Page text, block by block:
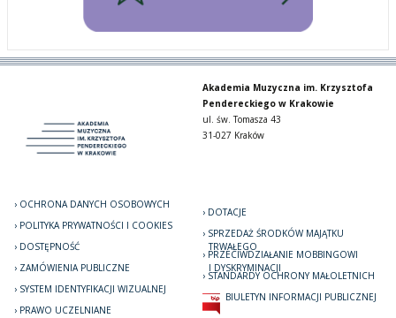
Akademia Muzyczna im. Krzysztofa
Pendereckiego w Krakowie
ul. św. Tomasza 43
31-027 Kraków
OCHRONA DANYCH OSOBOWYCH
POLITYKA PRYWATNOŚCI I COOKIES
DOSTĘPNOŚĆ
ZAMÓWIENIA PUBLICZNE
SYSTEM IDENTYFIKACJI WIZUALNEJ
PRAWO UCZELNIANE
DOTACJE
SPRZEDAŻ ŚRODKÓW MAJĄTKU
TRWAŁEGO
PRZECIWDZIAŁANIE MOBBINGOWI
I DYSKRYMINACJI
STANDARDY OCHRONY MAŁOLETNICH
BIULETYN INFORMACJI PUBLICZNEJ